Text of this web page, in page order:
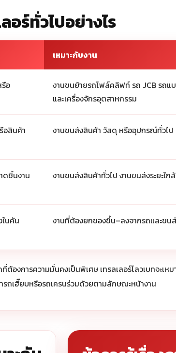
อร์ทั่วไปอย่างไร
เหมาะกับงาน
อ
งานขนย้ายรถโฟล์คลิฟท์ รถ JCB รถแ
และเครื่องจักรอุตสาหกรรม
อสินค้า
งานขนส่งสินค้า วัสดุ หรืออุปกรณ์ทั่วไป
ดชิ้นงาน
งานขนส่งสินค้าทั่วไป งานขนส่งระยะใก
นคัน
งานที่ต้องยกของขึ้น–ลงจากรถและขน
การความมั่นคงเป็นพิเศษ เทรลเลอร์โลวเบทจะเหม
ถเฮี๊ยบหรือรถเครนร่วมด้วยตามลักษณะหน้างาน